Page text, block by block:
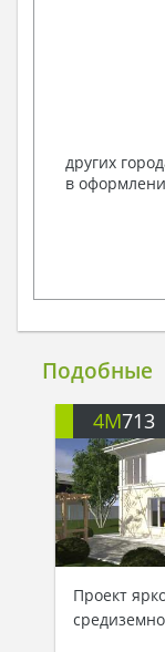
других
в
Подобные
4M713
Проект